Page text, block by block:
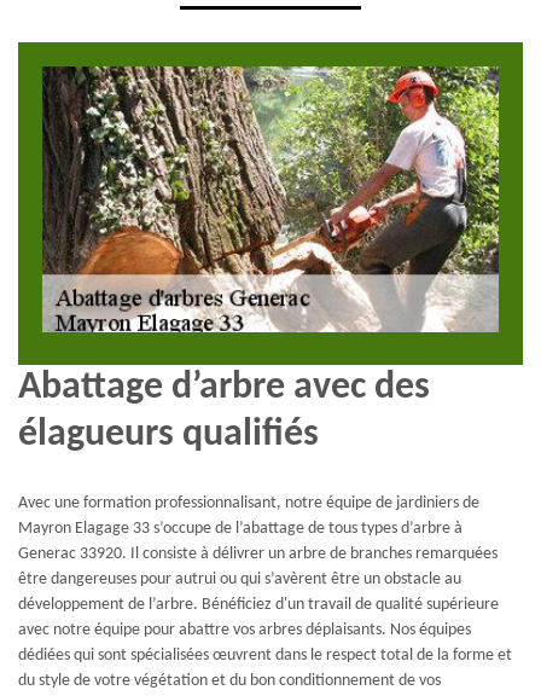
Abattage d’arbre avec des
élagueurs qualifiés
Avec une formation professionnalisant, notre équipe de jardiniers de
Mayron Elagage 33 s’occupe de l’abattage de tous types d’arbre à
Generac 33920. Il consiste à délivrer un arbre de branches remarquées
être dangereuses pour autrui ou qui s’avèrent être un obstacle au
développement de l’arbre. Bénéficiez d'un travail de qualité supérieure
avec notre équipe pour abattre vos arbres déplaisants. Nos équipes
dédiées qui sont spécialisées œuvrent dans le respect total de la forme et
du style de votre végétation et du bon conditionnement de vos